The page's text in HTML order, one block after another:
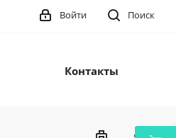
Поиск
Войти
Контакты